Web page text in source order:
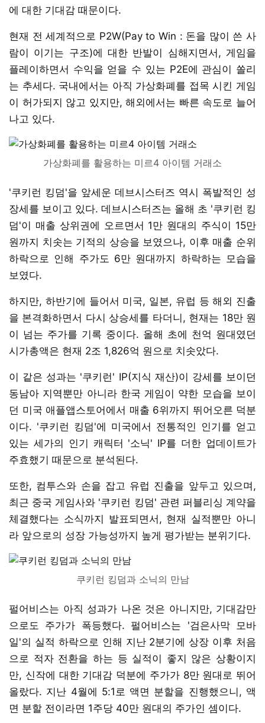
에 대한 기대감 때문이다.
현재 전 세계적으로 P2W(Pay to Win : 돈을 많이 쓴 사
람이 이기는 구조)에 대한 반발이 심해지면서, 게임을
플레이하면서 수익을 얻을 수 있는 P2E에 관심이 쏠리
는 추세다. 국내에서는 아직 가상화폐를 접목 시킨 게임
이 허가되지 않고 있지만, 해외에서는 빠른 속도로 늘어
나고 있다.
가상화폐를 활용하는 미르4 아이템 거래소
'쿠키런 킹덤'을 앞세운 데브시스터즈 역시 폭발적인 성
장세를 보이고 있다. 데브시스터즈는 올해 초 '쿠키런 킹
덤'이 매출 상위권에 오르면서 1만 원대의 주식이 15만
원까지 치솟는 기적의 상승을 보였으나, 이후 매출 순위
하락으로 인해 주가도 6만 원대까지 하락하는 모습을
보였다.
하지만, 하반기에 들어서 미국, 일본, 유럽 등 해외 진출
을 본격화하면서 다시 상승세를 타더니, 현재는 18만 원
이 넘는 주가를 기록 중이다. 올해 초에 천억 원대였던
시가총액은 현재 2조 1,826억 원으로 치솟았다.
이 같은 성과는 '쿠키런' IP(지식 재산)이 강세를 보이던
동남아 지역뿐만 아니라 한국 게임이 약한 모습을 보이
던 미국 애플앱스토어에서 매출 6위까지 뛰어오른 덕분
이다. '쿠키런 킹덤'에 미국에서 전통적인 인기를 얻고
있는 세가의 인기 캐릭터 '소닉' IP를 더한 업데이트가
주효했기 때문으로 분석된다.
또한, 컴투스와 손을 잡고 유럽 진출을 앞두고 있으며,
최근 중국 게임사와 '쿠키런 킹덤' 관련 퍼블리싱 계약을
체결했다는 소식까지 발표되면서, 현재 실적뿐만 아니
라 앞으로의 성장 가능성까지 높게 평가받는 분위기다.
쿠키런 킹덤과 소닉의 만남
펄어비스는 아직 성과가 나온 것은 아니지만, 기대감만
으로도 주가가 폭등했다. 펄어비스는 '검은사막 모바
일'의 실적 하락으로 인해 지난 2분기에 상장 이후 처음
으로 적자 전환을 하는 등 실적이 좋지 않은 상황이지
만, 신작에 대한 기대감 덕분에 주가가 8만 원대로 뛰어
올랐다. 지난 4월에 5:1로 액면 분할을 진행했으니, 액
면 분할 전이라면 1주당 40만 원대의 주가인 셈이다.